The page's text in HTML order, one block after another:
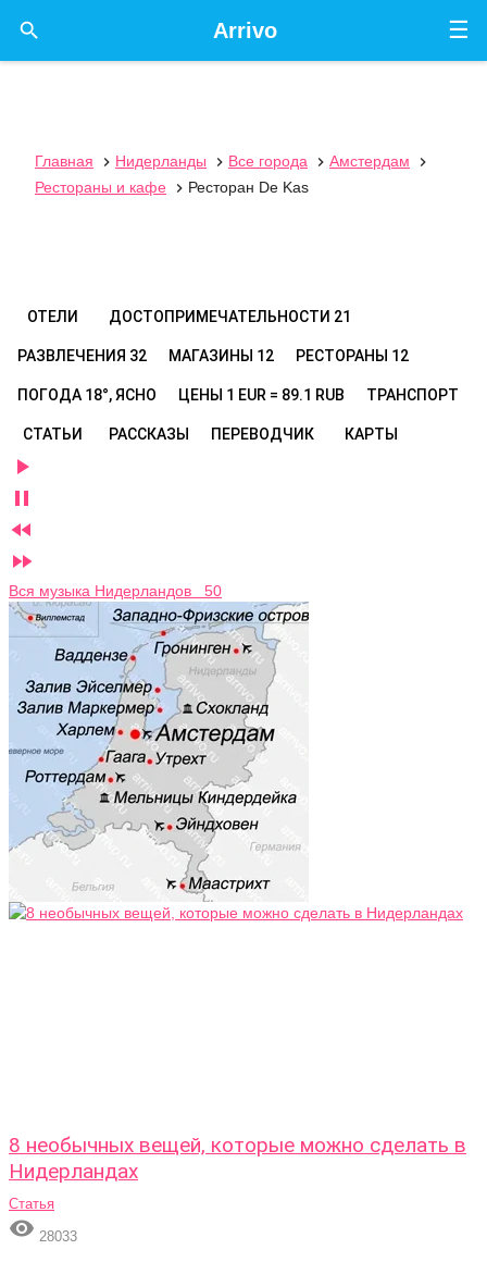
☰
Arrivo

Главная  Нидерланды  Все города  Амстердам

Рестораны и кафе
 Ресторан De Kas
ОТЕЛИ ДОСТОПРИМЕЧАТЕЛЬНОСТИ 21
РАЗВЛЕЧЕНИЯ 32 МАГАЗИНЫ 12 РЕСТОРАНЫ 12
ПОГОДА 18°, ЯСНО ЦЕНЫ 1 EUR = 89.1 RUB ТРАНСПОРТ
СТАТЬИ РАССКАЗЫ ПЕРЕВОДЧИК КАРТЫ




Вся музыка Нидерландов 50
8 необычных вещей, которые можно сделать в
Нидерландах
Статья
 28033